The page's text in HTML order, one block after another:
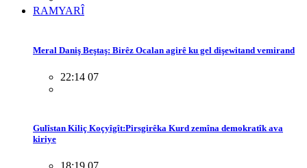
RAMYARÎ
Meral Daniş Beştaş: Birêz Ocalan agirê ku gel dişewitand vemirand
22:14 07
Gulîstan Kiliç Koçyîgît:Pirsgirêka Kurd zemîna demokratîk ava
kiriye
18:19 07